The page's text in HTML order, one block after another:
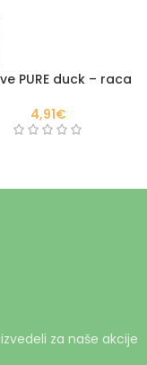
PURE duck – raca
4,91€
za naše akcije